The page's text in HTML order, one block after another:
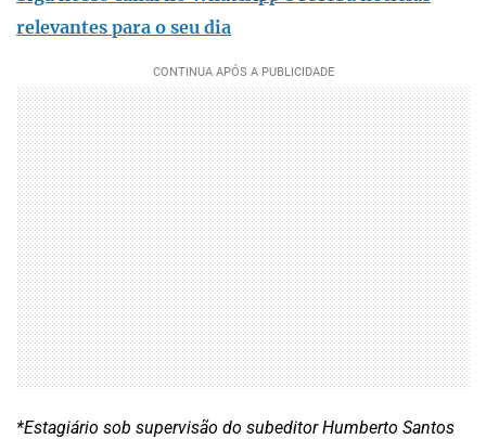
relevantes para o seu dia
*Estagiário sob supervisão do subeditor Humberto Santos